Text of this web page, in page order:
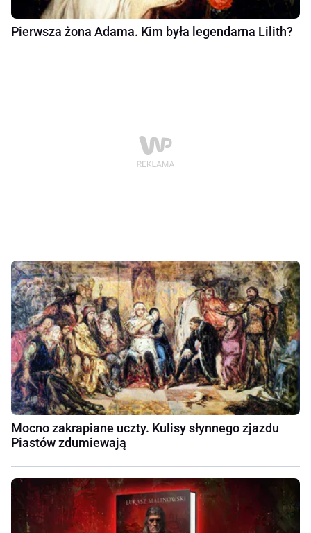
Pierwsza żona Adama. Kim była legendarna Lilith?
Mocno zakrapiane uczty. Kulisy słynnego zjazdu
Piastów zdumiewają